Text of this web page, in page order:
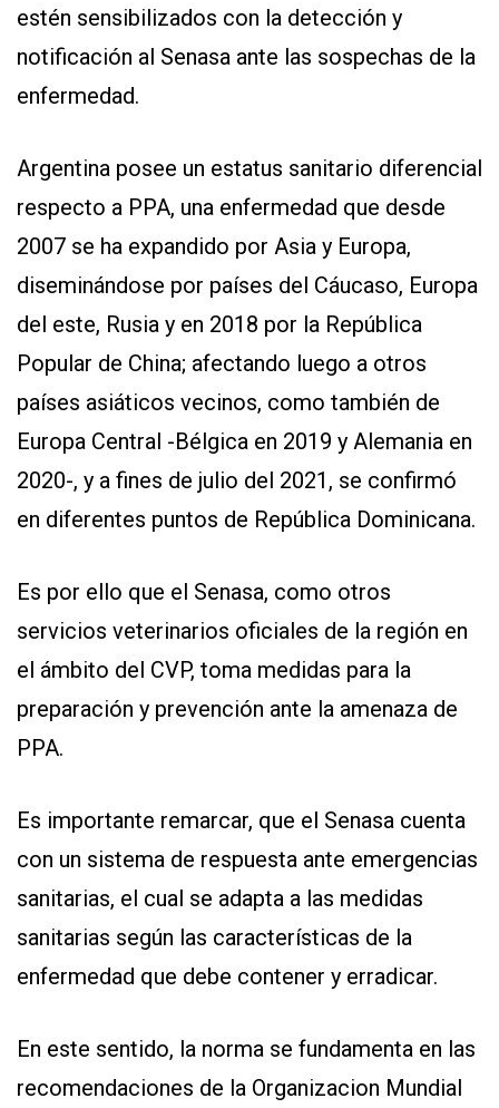
estén sensibilizados con la detección y
notificación al Senasa ante las sospechas de la
enfermedad.
Argentina posee un estatus sanitario diferencial
respecto a PPA, una enfermedad que desde
2007 se ha expandido por Asia y Europa,
diseminándose por países del Cáucaso, Europa
del este, Rusia y en 2018 por la República
Popular de China; afectando luego a otros
países asiáticos vecinos, como también de
Europa Central -Bélgica en 2019 y Alemania en
2020-, y a fines de julio del 2021, se confirmó
en diferentes puntos de República Dominicana.
Es por ello que el Senasa, como otros
servicios veterinarios oficiales de la región en
el ámbito del CVP, toma medidas para la
preparación y prevención ante la amenaza de
PPA.
Es importante remarcar, que el Senasa cuenta
con un sistema de respuesta ante emergencias
sanitarias, el cual se adapta a las medidas
sanitarias según las características de la
enfermedad que debe contener y erradicar.
En este sentido, la norma se fundamenta en las
recomendaciones de la Organizacion Mundial